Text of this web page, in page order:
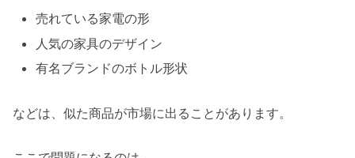
売れている家電の形
人気の家具のデザイン
有名ブランドのボトル形状
などは、似た商品が市場に出ることがあります。